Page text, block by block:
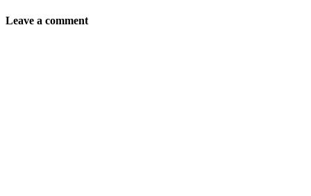
Leave a comment